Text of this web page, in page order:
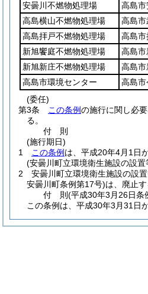
安曇川不燃物処理場
高島
高島横山不燃物処理場
高島
高島拝戸不燃物処理場
高島市
新旭饗庭不燃物処理場
高島
新旭新庄不燃物処理場
高島
高島市環境センター
高島
(委任)
第3条
この条例の施行に関し必
る。
付 則
(施行期日)
1
この条例 は、平成20年4月1日
(安曇川町立環境衛生施設の設
2
安曇川町立環境衛生施設の設
安曇川町条例第17号)は、廃止す
付 則(平成30年3月26日条
この条例は、平成30年3月31日